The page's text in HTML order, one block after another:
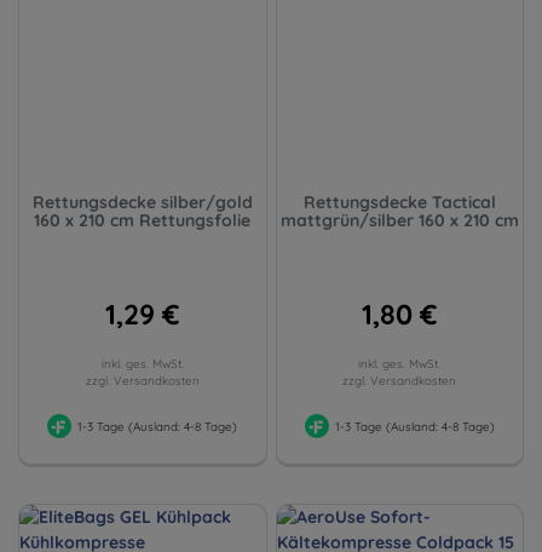
Rettungsdecke silber/gold
160 x 210 cm Rettungsfolie
1,29 €
inkl. ges. MwSt.
zzgl. Versandkosten
1-3 Tage (Ausland: 4-8 Tage)
Rettungsdecke Tactical
mattgrün/silber 160 x 210 cm
1,80 €
inkl. ges. MwSt.
zzgl. Versandkosten
1-3 Tage (Ausland: 4-8 Tage)